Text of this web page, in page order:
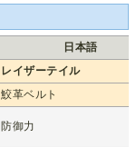
日本語
レイザーテイル
鮫革ベルト
防御力